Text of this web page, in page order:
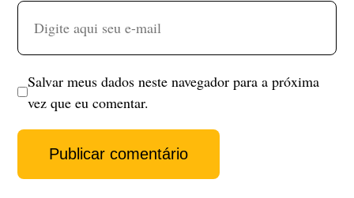
Salvar meus dados neste navegador para a próxima
vez que eu comentar.